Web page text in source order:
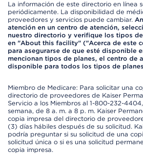
La información de este directorio en línea
periódicamente. La disponibilidad de
proveedores y servicios puede cambiar.
atención en un centro de atención,
nuestro directorio y verifique los tipos
en "About this facility" ("Acerca de este
para asegurarse de que esté disponible
mencionan tipos de planes, el centro de
disponible para todos los tipos de
Miembro de Medicare: Para solicitar una
directorio de proveedores de Kaiser
Servicio a los Miembros al 1-800-232-
semana, de 8 a. m. a 8 p. m. Kaiser
copia impresa del directorio de
(3) días hábiles después de su solicitud.
podría preguntar si su solicitud de una
solicitud única o si es una solicitud
copia impresa.